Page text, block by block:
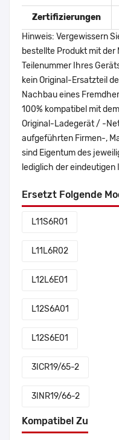
Zertifizierungen
Hinweis: Vergewissern
bestellte Produkt mit der
Teilenummer Ihres
kein Original-Ersatzteil
Nachbau eines
100% kompatibel mit
Original-Ladegerät / -
aufgeführten Firmen-,
sind Eigentum des
lediglich der eindeutigen
Ersetzt Folgende
L11S6R01
L11L6R02
L12L6E01
L12S6A01
L12S6E01
3ICR19/65-2
3INR19/66-2
Kompatibel Zu